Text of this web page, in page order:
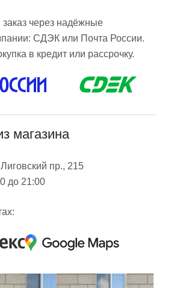
через надёжные
СДЭК или Почта России.
в кредит или рассрочку.
магазина
пр., 215
до 21:00